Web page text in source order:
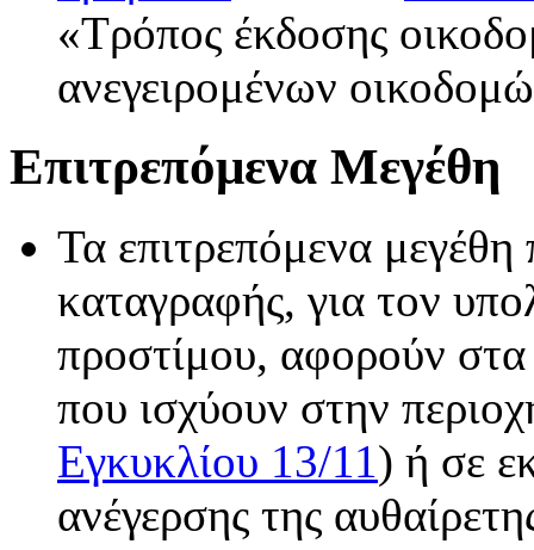
«Τρόπος έκδοσης
ανεγειρομένων
Επιτρεπόμενα Μεγέθη
Τα επιτρεπόμενα
καταγραφής, για τον
προστίμου, αφορούν στα
που ισχύουν στην
Εγκυκλίου 13/11) ή σε
ανέγερσης της